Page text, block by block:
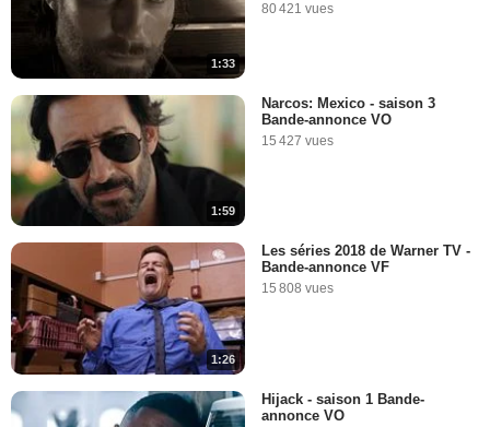
1:33
80 421 vues
1:59
Narcos: Mexico - saison 3
Bande-annonce VO
15 427 vues
1:26
Les séries 2018 de Warner TV -
Bande-annonce VF
15 808 vues
Hijack - saison 1 Bande-
annonce VO